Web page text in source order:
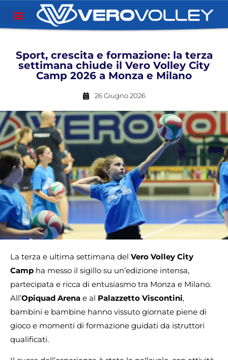
Sport, crescita e formazione: la terza
settimana chiude il Vero Volley City
Camp 2026 a Monza e Milano
26 Giugno 2026
La terza e ultima settimana del Vero Volley City
Camp ha messo il sigillo su un’edizione intensa,
partecipata e ricca di entusiasmo tra Monza e Milano.
All’Opiquad Arena e al Palazzetto Viscontini,
bambini e bambine hanno vissuto giornate piene di
gioco e momenti di formazione guidati da istruttori
qualificati.